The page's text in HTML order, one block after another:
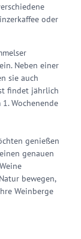
oder
Neben einer
sie auch
findet jährlich
Wochenende
genießen
genauen
bewegen,
Weinberge